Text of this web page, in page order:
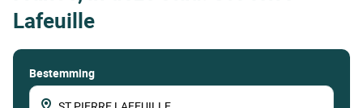
Lafeuille
Bestemming